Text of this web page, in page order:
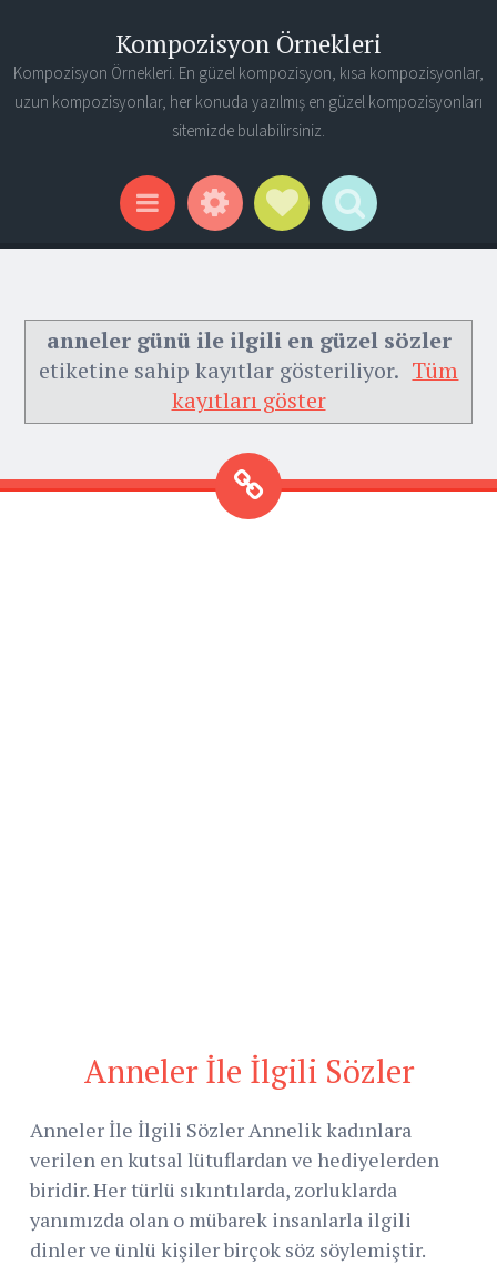
Kompozisyon Örnekleri
Kompozisyon Örnekleri. En güzel kompozisyon, kısa kompozisyonlar,
uzun kompozisyonlar, her konuda yazılmış en güzel kompozisyonları
sitemizde bulabilirsiniz.
Menu WidgetsSocial Links
Search
anneler günü ile ilgili en güzel sözler
etiketine sahip kayıtlar gösteriliyor. Tüm
kayıtları göster
Anneler İle İlgili Sözler
Anneler İle İlgili Sözler Annelik kadınlara
verilen en kutsal lütuflardan ve hediyelerden
biridir. Her türlü sıkıntılarda, zorluklarda
yanımızda olan o mübarek insanlarla ilgili
dinler ve ünlü kişiler birçok söz söylemiştir.